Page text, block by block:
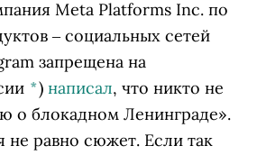
Meta Platforms Inc. по
‒ социальных сетей
запрещена на
*) написал, что никто не
о блокадном Ленинграде».
не равно сюжет. Если так